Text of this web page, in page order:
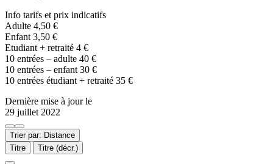
Info tarifs et prix indicatifs
Adulte 4,50 €
Enfant 3,50 €
Etudiant + retraité 4 €
10 entrées – adulte 40 €
10 entrées – enfant 30 €
10 entrées étudiant + retraité 35 €
Dernière mise à jour le
29 juillet 2022
Trier par: Distance
Titre
Titre (décr.)